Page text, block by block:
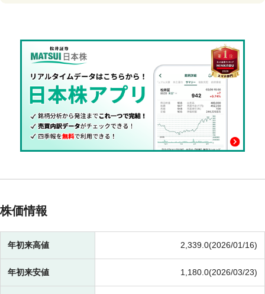
株価情報
年初来高値 2,339.0(2026/01/16)
年初来安値 1,180.0(2026/03/23)